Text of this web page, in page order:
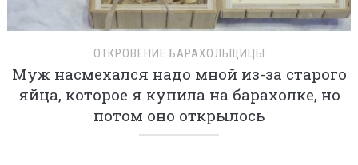
ОТКРОВЕНИЕ БАРАХОЛЬЩИЦЫ
Муж насмехался надо мной из-за старого
яйца, которое я купила на барахолке, но
потом оно открылось